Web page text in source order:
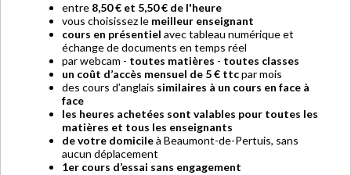
entre 8,50 € et 5,50 € de l'heure
vous choisissez le meilleur enseignant
cours en présentiel avec tableau numérique et
échange de documents en temps réel
par webcam - toutes matières - toutes classes
un coût d’accès mensuel de 5 € ttcpar mois
des cours d’anglais similaires à un cours en face à
face
les heures achetées sont valables pour toutes les
matières et tous les enseignants
de votre domicileà Beaumont-de-Pertuis, sans
aucun déplacement
1er cours d’essai sans engagement